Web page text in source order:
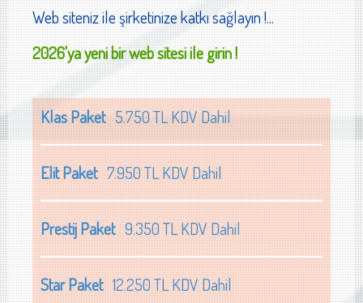
Web siteniz ile şirketinize katkı sağlayın !...
2026'ya yeni bir web sitesi ile girin !
Klas Paket5.750 TL KDV Dahil
Elit Paket7.950 TL KDV Dahil
Prestij Paket9.350 TL KDV Dahil
Star Paket12.250 TL KDV Dahil